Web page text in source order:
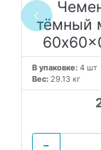
тёмный
В упаковке: 4 шт
Вес: 29.13 кг
−